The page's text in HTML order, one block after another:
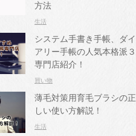
方法
生活
システム手書き手帳、ダイ
アリー手帳の人気本格派３
専門店紹介！
買い物
薄毛対策用育毛ブラシの正
しい使い方解説！
生活